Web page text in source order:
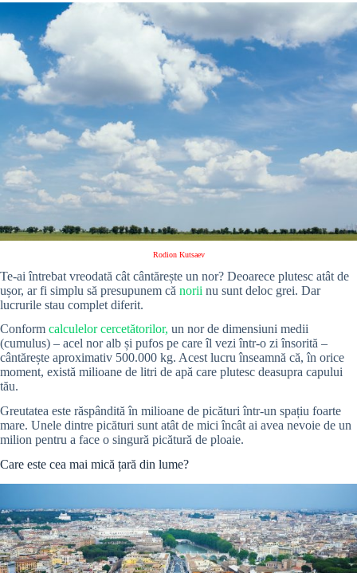
Rodion Kutsaev
Te-ai întrebat vreodată cât cântărește un nor? Deoarece plutesc atât de
ușor, ar fi simplu să presupunem că norii nu sunt deloc grei. Dar
lucrurile stau complet diferit.
Conform calculelor cercetătorilor, un nor de dimensiuni medii
(cumulus) – acel nor alb și pufos pe care îl vezi într-o zi însorită –
cântărește aproximativ 500.000 kg. Acest lucru înseamnă că, în orice
moment, există milioane de litri de apă care plutesc deasupra capului
tău.
Greutatea este răspândită în milioane de picături într-un spațiu foarte
mare. Unele dintre picături sunt atât de mici încât ai avea nevoie de un
milion pentru a face o singură picătură de ploaie.
Care este cea mai mică țară din lume?